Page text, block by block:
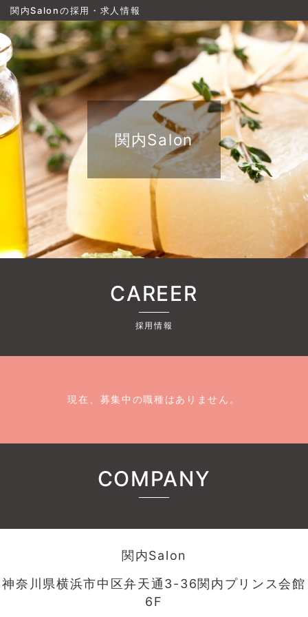
関内Salonの採用・求人情報
関内Salon
CAREER
採用情報
現在、募集中の職種はありません。
COMPANY
関内Salon
神奈川県横浜市中区弁天通3-36関内プリンス会館
6F